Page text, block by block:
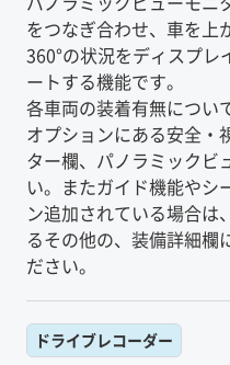
をつなぎ合わせ、車を上
360°の状況をディスプ
ートする機能です。
各車両の装着有無につい
オプションにある安全・
ター欄、パノラミックビ
い。またガイド機能やシ
ン追加されている場合は
るその他の、装備詳細欄
ださい。
ドライブレコーダー